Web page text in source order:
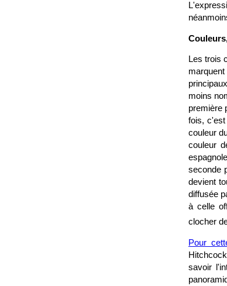
Les trois
moins
première
fois, c'est
couleur
couleur
seconde
devient
diffusée
à celle
clocher
Pour
savoir